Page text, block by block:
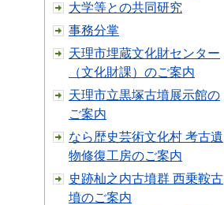
大学等との共同研究
事務分掌
天理市埋蔵文化財センター
（文化財課）のご案内
天理市立黒塚古墳展示館の
ご案内
なら歴史芸術文化村 考古遺
物修復工房のご案内
史跡杣之内古墳群 西乗鞍古
墳のご案内